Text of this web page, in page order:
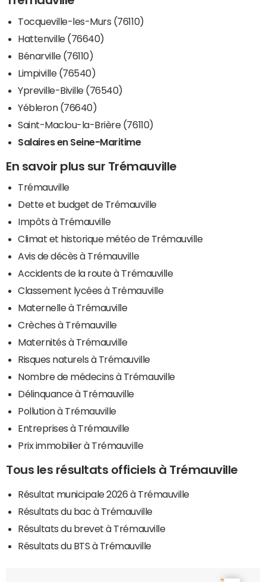
Tocqueville-les-Murs (76110)
Hattenville (76640)
Bénarville (76110)
Limpiville (76540)
Ypreville-Biville (76540)
Yébleron (76640)
Saint-Maclou-la-Brière (76110)
Salaires en Seine-Maritime
En savoir plus sur Trémauville
Trémauville
Dette et budget de Trémauville
Impôts à Trémauville
Climat et historique météo de Trémauville
Avis de décès à Trémauville
Accidents de la route à Trémauville
Classement lycées à Trémauville
Maternelle à Trémauville
Crèches à Trémauville
Maternités à Trémauville
Risques naturels à Trémauville
Nombre de médecins à Trémauville
Délinquance à Trémauville
Pollution à Trémauville
Entreprises à Trémauville
Prix immobilier à Trémauville
Tous les résultats officiels à Trémauville
Résultat municipale 2026 à Trémauville
Résultats du bac à Trémauville
Résultats du brevet à Trémauville
Résultats du BTS à Trémauville